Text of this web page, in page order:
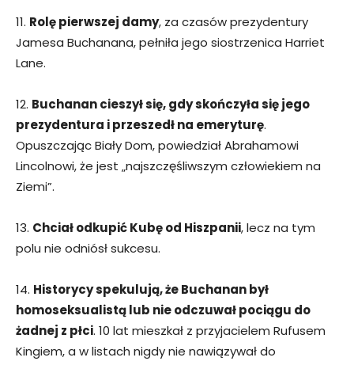
11. Rolę pierwszej damy, za czasów prezydentury
Jamesa Buchanana, pełniła jego siostrzenica Harriet
Lane.
12. Buchanan cieszył się, gdy skończyła się jego
prezydentura i przeszedł na emeryturę.
Opuszczając Biały Dom, powiedział Abrahamowi
Lincolnowi, że jest „najszczęśliwszym człowiekiem na
Ziemi”.
13. Chciał odkupić Kubę od Hiszpanii, lecz na tym
polu nie odniósł sukcesu.
14. Historycy spekulują, że Buchanan był
homoseksualistą lub nie odczuwał pociągu do
żadnej z płci. 10 lat mieszkał z przyjacielem Rufusem
Kingiem, a w listach nigdy nie nawiązywał do